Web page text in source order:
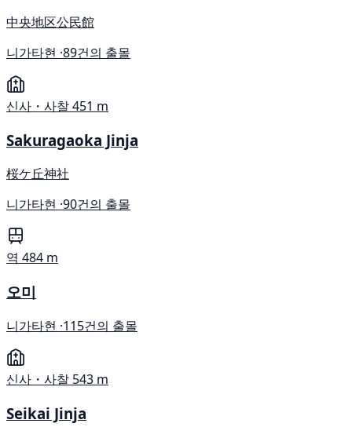
中央地区公民館
니가타현 ·89건의 출몰
신사・사찰451 m
Sakuragaoka Jinja
桜ケ丘神社
니가타현 ·90건의 출몰
역 484 m
오미
니가타현 ·115건의 출몰
신사・사찰 543 m
Seikai Jinja